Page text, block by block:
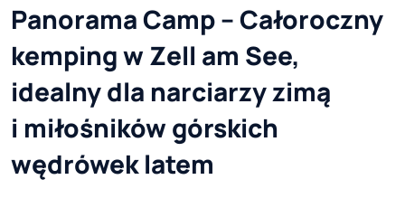
Panorama Camp – Całoroczny
kemping w Zell am See,
idealny dla narciarzy zimą
i miłośników górskich
wędrówek latem